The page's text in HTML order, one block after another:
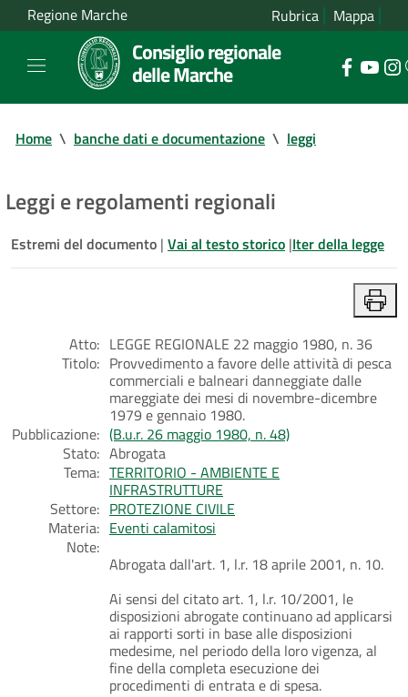
Regione Marche Rubrica Mappa
Consiglio regionale
delle Marche
Home \ banche dati e documentazione \ leggi
Leggi e regolamenti regionali
Estremi del documento | Vai al testo storico |Iter della legge
Atto: LEGGE REGIONALE 22 maggio 1980, n. 36
Titolo: Provvedimento a favore delle attività di pesca
commerciali e balneari danneggiate dalle
mareggiate dei mesi di novembre-dicembre
1979 e gennaio 1980.
Pubblicazione: (B.u.r. 26 maggio 1980, n. 48)
Stato: Abrogata
Tema: TERRITORIO - AMBIENTE E
INFRASTRUTTURE
Settore: PROTEZIONE CIVILE
Materia: Eventi calamitosi
Note:
Abrogata dall'art. 1, l.r. 18 aprile 2001, n. 10.
Ai sensi del citato art. 1, l.r. 10/2001, le
disposizioni abrogate continuano ad applicarsi
ai rapporti sorti in base alle disposizioni
medesime, nel periodo della loro vigenza, al
fine della completa esecuzione dei
procedimenti di entrata e di spesa.